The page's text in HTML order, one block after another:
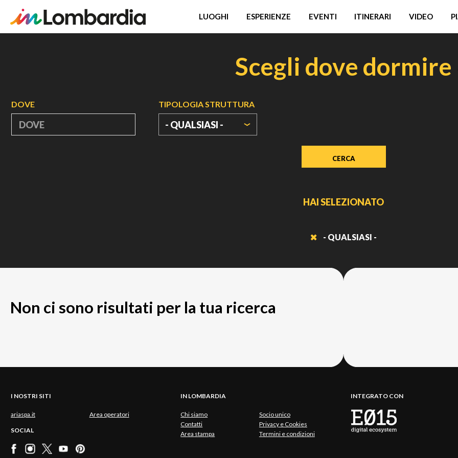
LUOGHI ESPERIENZE EVENTI ITINERARI VIDEO
Scegli dove dormire
DOVE TIPOLOGIA STRUTTURA
- QUALSIASI -
HAI SELEZIONATO
- QUALSIASI -
Non ci sono risultati per la tua ricerca
I NOSTRI SITI
ariaspa.it Area operatori
SOCIAL
IN LOMBARDIA
Chi siamo
Socio unico
Contatti
Privacy e Cookies
Area stampa
Termini e condizioni
INTEGRATO CON